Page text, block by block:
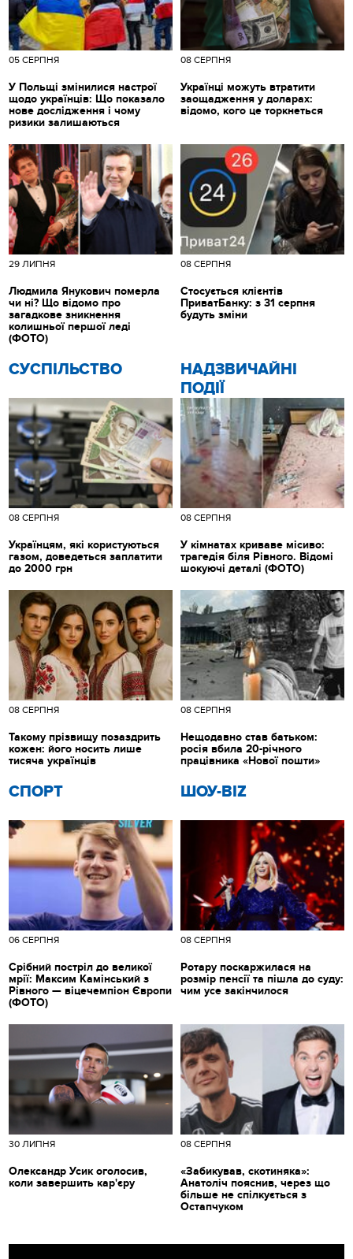
05 СЕРПНЯ
У Польщі змінилися настрої
щодо українців: Що показало
нове дослідження і чому
ризики залишаються
08 СЕРПНЯ
Українці можуть втратити
заощадження у доларах:
відомо, кого це торкнеться
CУСПІЛЬСТВО
08 СЕРПНЯ
Українцям, які користуються
газом, доведеться заплатити
до 2000 грн
НАДЗВИЧАЙНІ
ПОДІЇ
08 СЕРПНЯ
У кімнатах криваве місиво:
трагедія біля Рівного. Відомі
шокуючі деталі (ФОТО)
СПОРТ
06 СЕРПНЯ
Срібний постріл до великої
мрії: Максим Камінський з
Рівного — віцечемпіон Європи
(ФОТО)
ШОУ-BIZ
08 СЕРПНЯ
Ротару поскаржилася на
розмір пенсії та пішла до суду:
чим усе закінчилося
29 ЛИПНЯ
Людмила Янукович померла
чи ні? Що відомо про
загадкове зникнення
колишньої першої леді
(ФОТО)
08 СЕРПНЯ
Стосується клієнтів
ПриватБанку: з 31 серпня
будуть зміни
08 СЕРПНЯ
Такому прізвищу позаздрить
кожен: його носить лише
тисяча українців
08 СЕРПНЯ
Нещодавно став батьком:
росія вбила 20-річного
працівника «Нової пошти»
30 ЛИПНЯ
Олександр Усик оголосив,
коли завершить кар'єру
08 СЕРПНЯ
«Забикував, скотиняка»:
Анатоліч пояснив, через що
більше не спілкується з
Остапчуком